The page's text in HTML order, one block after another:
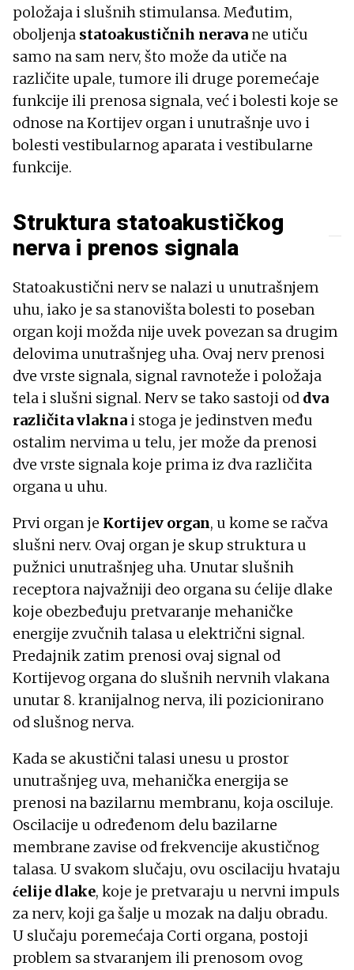
položaja i slušnih stimulansa. Međutim,
oboljenja statoakustičnih nerava ne utiču
samo na sam nerv, što može da utiče na
različite upale, tumore ili druge poremećaje
funkcije ili prenosa signala, već i bolesti koje se
odnose na Kortijev organ i unutrašnje uvo i
bolesti vestibularnog aparata i vestibularne
funkcije.
Struktura statoakustičkog
nerva i prenos signala
Statoakustični nerv se nalazi u unutrašnjem
uhu, iako je sa stanovišta bolesti to poseban
organ koji možda nije uvek povezan sa drugim
delovima unutrašnjeg uha. Ovaj nerv prenosi
dve vrste signala, signal ravnoteže i položaja
tela i slušni signal. Nerv se tako sastoji od dva
različita vlaknai stoga je jedinstven među
ostalim nervima u telu, jer može da prenosi
dve vrste signala koje prima iz dva različita
organa u uhu.
Prvi organ je Kortijev organ, u kome se račva
slušni nerv. Ovaj organ je skup struktura u
pužnici unutrašnjeg uha. Unutar slušnih
receptora najvažniji deo organa su ćelije dlake
koje obezbeđuju pretvaranje mehaničke
energije zvučnih talasa u električni signal.
Predajnik zatim prenosi ovaj signal od
Kortijevog organa do slušnih nervnih vlakana
unutar 8. kranijalnog nerva, ili pozicionirano
od slušnog nerva.
Kada se akustični talasi unesu u prostor
unutrašnjeg uva, mehanička energija se
prenosi na bazilarnu membranu, koja osciluje.
Oscilacije u određenom delu bazilarne
membrane zavise od frekvencije akustičnog
talasa. U svakom slučaju, ovu oscilaciju hvataju
ćelije dlake, koje je pretvaraju u nervni impuls
za nerv, koji ga šalje u mozak na dalju obradu.
U slučaju poremećaja Corti organa, postoji
problem sa stvaranjem ili prenosom ovog